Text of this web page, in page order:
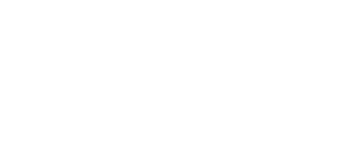
vos besoins créatifs et